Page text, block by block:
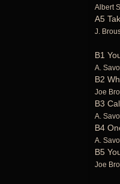
Albert
A5
J.
B1
A.
B2
Joe
B3
A.
B4
A.
B5
Joe